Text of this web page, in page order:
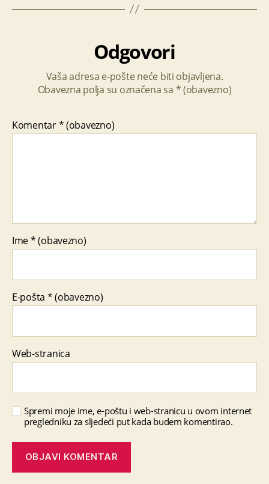
Odgovori
Vaša adresa e-pošte neće biti objavljena.
Obavezna polja su označena sa * (obavezno)
Komentar* (obavezno)
Ime* (obavezno)
E-pošta * (obavezno)
Web-stranica
Spremi moje ime, e-poštu i web-stranicu u ovom internet
pregledniku za sljedeći put kada budem komentirao.